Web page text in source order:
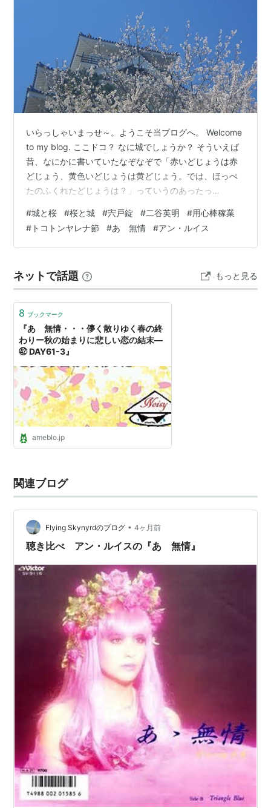
いらっしゃいまっせ～。ようこそ当ブログへ。 Welcome
to my blog. ここドコ？ なに城でしょうか？ そういえば
昔、なにかに書いていたなぞなぞで「赤いどじょうは赤
どじょう、黄色いどじょうは黄どじょう。では、ほっぺ
たのふくれたどじょうは？」っていうのあったっ
レコード ※既出でしたっけ？？ これ聞きたくないです
か？（そんなこと思うのは自分だけ？：笑 知っている方
がいらしたら相当マニアックだと思われ。 MYカセットテ
したのもありました。 面白がってダビングしたのは中学
の頃だったと思う…
#城と桜 #桜と城 #宍戸錠 #二谷英明 #用心棒稼業
# トコトンヤレナ節 #あゝ無情 #アン・ルイス
ネットで話題 もっと見る
8 ブックマーク
『あゝ無情・・・儚く散りゆく春の終
わりー秋の始まりに悲しい恋の結末―
㊷ DAY61-3』
ameblo.jp
関連ブログ
Flying Skynyrdのブログ • 4ヶ月前
聴き比べ アン・ルイスの『あゝ無情』